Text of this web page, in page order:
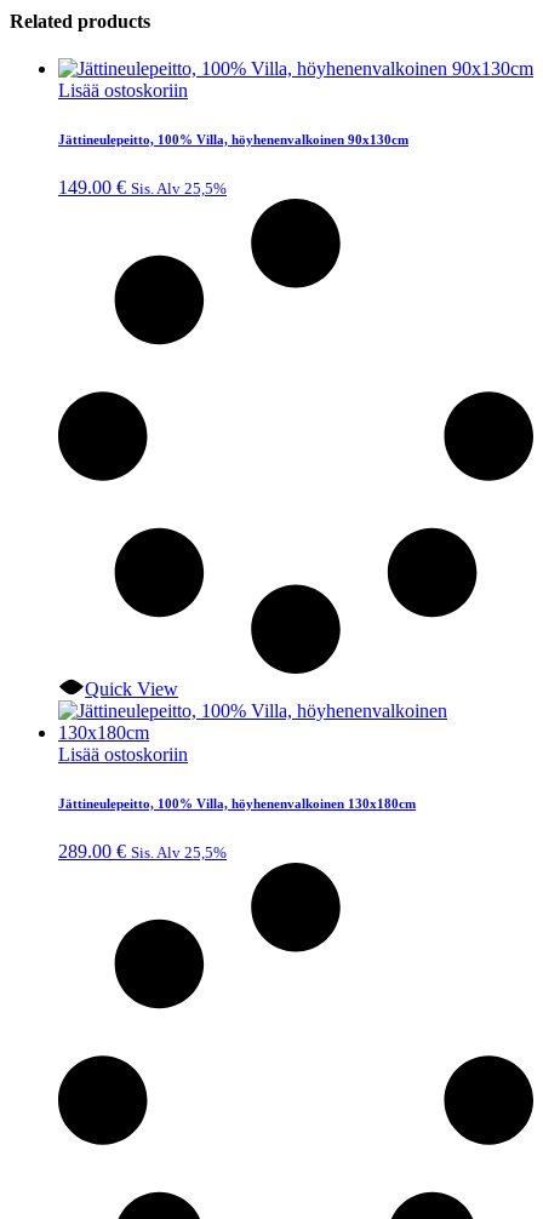
Related products
Lisää ostoskoriin
Jättineulepeitto, 100% Villa, höyhenenvalkoinen 90x130cm
149.00 € Sis. Alv 25,5%
Quick View
Lisää ostoskoriin
Jättineulepeitto, 100% Villa, höyhenenvalkoinen 130x180cm
289.00 € Sis. Alv 25,5%